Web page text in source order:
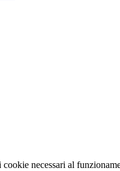
necessari al